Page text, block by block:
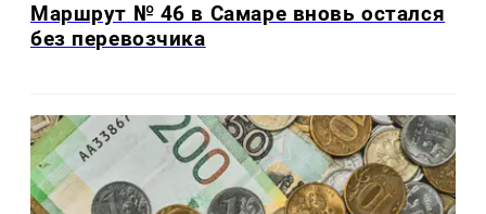
Маршрут № 46 в Самаре вновь остался
без перевозчика